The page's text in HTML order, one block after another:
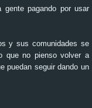
gente pagando por usar
y sus comunidades se
que no pienso volver a
puedan seguir dando un